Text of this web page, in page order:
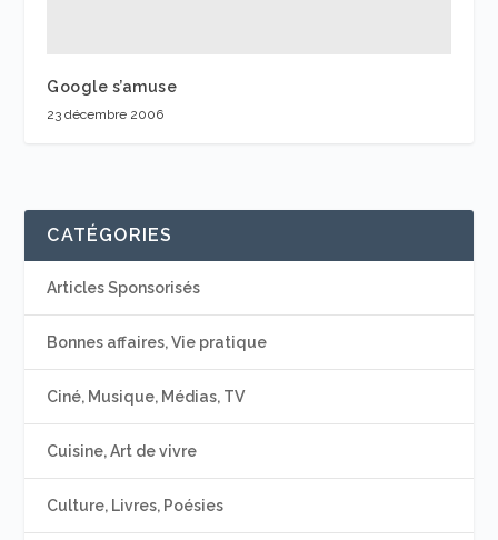
Google s’amuse
23 décembre 2006
CATÉGORIES
Articles Sponsorisés
Bonnes affaires, Vie pratique
Ciné, Musique, Médias, TV
Cuisine, Art de vivre
Culture, Livres, Poésies